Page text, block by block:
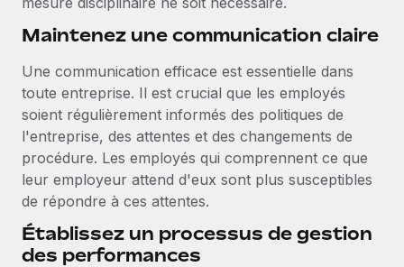
Maintenez une communication claire
Une communication efficace est essentielle dans
toute entreprise. Il est crucial que les employés
soient régulièrement informés des politiques de
l'entreprise, des attentes et des changements de
procédure. Les employés qui comprennent ce que
leur employeur attend d'eux sont plus susceptibles
de répondre à ces attentes.
Établissez un processus de gestion
des performances